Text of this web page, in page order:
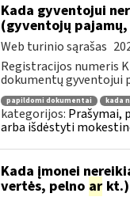
Kada gyventojui
(gyventojų pajamų,
Web turinio sąrašas
Registracijos numeris
dokumentų gyventojui
papildomi dokumentai kada
kategorijos: Prašymai,
arba išdėstyti
Kada įmonei
vertės, pelno arkt.)